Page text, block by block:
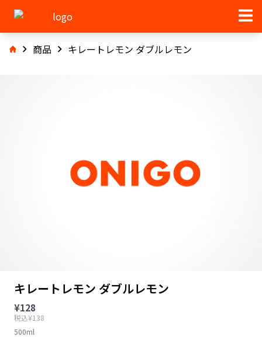
商品 キレートレモン ダブルレモン
キレートレモン ダブルレモン
¥128
税込¥138
500ml